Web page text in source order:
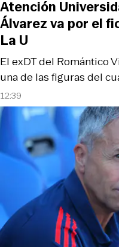
12:39
El exDT del Romántico
una de las figuras del
Atención
Álvarez va por el
La U